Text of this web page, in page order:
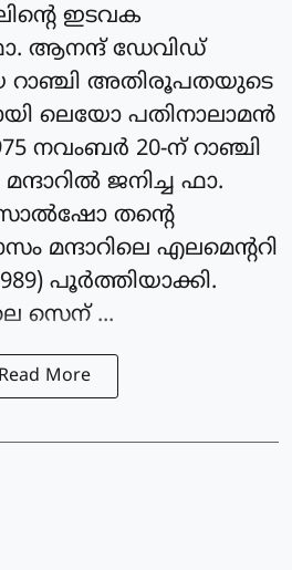
ഇടവക
ആനന്ദ് ഡേവിഡ്
റാഞ്ചി അതിരൂപതയുടെ
ലെയോ പതിനാലാമൻ
നവംബർ 20-ന് റാഞ്ചി
ജനിച്ച ഫാ.
തന്റെ
മന്ദാറിലെ എലമെന്ററി
പൂർത്തിയാക്കി.
സെന് ...
Read More